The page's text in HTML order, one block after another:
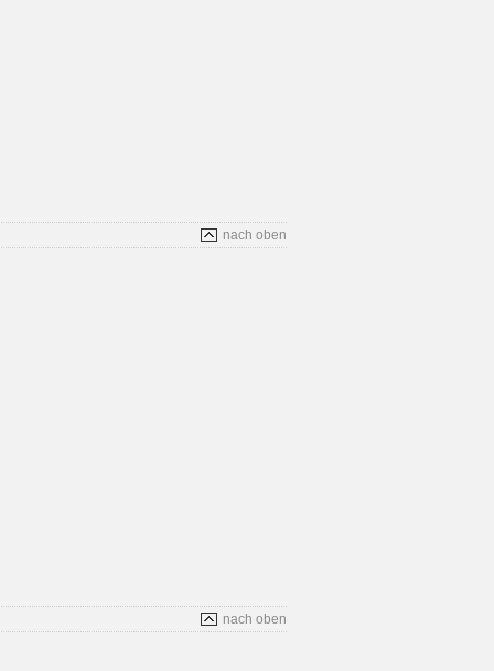
nach oben
nach oben